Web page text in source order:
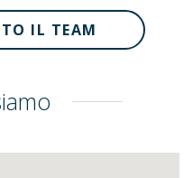
IL TEAM